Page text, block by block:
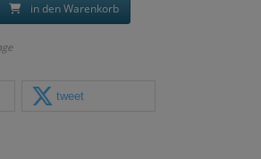
in den Warenkorb
tweet